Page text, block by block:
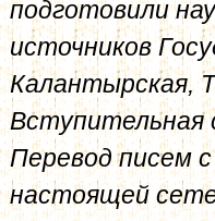
подготовили
источников
Калантырская,
Перевод писем
настоящей